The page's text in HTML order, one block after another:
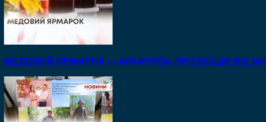
МЕДОВИЙ ЯРМАРОК — КРАФТОВА ПРОДУКЦІЯ ВІД